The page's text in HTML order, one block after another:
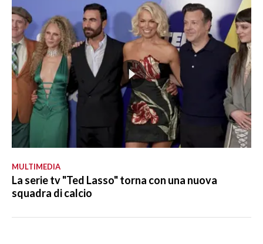
MULTIMEDIA
La serie tv "Ted Lasso" torna con una nuova
squadra di calcio